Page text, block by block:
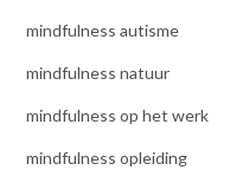
mindfulness autisme
mindfulness natuur
mindfulness op het werk
mindfulness opleiding